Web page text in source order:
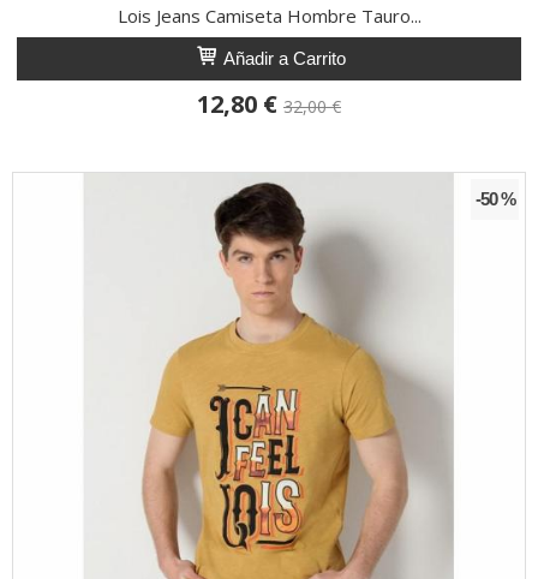
Lois Jeans Camiseta Hombre Tauro...
Añadir a Carrito
12,80 € 32,00 €
-50 %